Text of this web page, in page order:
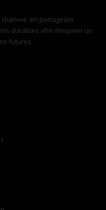
en partageant
durables afin d’inspirer un
futures.